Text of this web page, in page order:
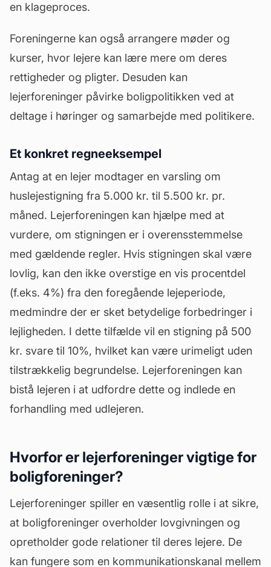
en klageproces.
Foreningerne kan også arrangere møder og
kurser, hvor lejere kan lære mere om deres
rettigheder og pligter. Desuden kan
lejerforeninger påvirke boligpolitikken ved at
deltage i høringer og samarbejde med politikere.
Et konkret regneeksempel
Antag at en lejer modtager en varsling om
huslejestigning fra 5.000 kr. til 5.500 kr. pr.
måned. Lejerforeningen kan hjælpe med at
vurdere, om stigningen er i overensstemmelse
med gældende regler. Hvis stigningen skal være
lovlig, kan den ikke overstige en vis procentdel
(f.eks. 4%) fra den foregående lejeperiode,
medmindre der er sket betydelige forbedringer i
lejligheden. I dette tilfælde vil en stigning på 500
kr. svare til 10%, hvilket kan være urimeligt uden
tilstrækkelig begrundelse. Lejerforeningen kan
bistå lejeren i at udfordre dette og indlede en
forhandling med udlejeren.
Hvorfor er lejerforeninger vigtige for
boligforeninger?
Lejerforeninger spiller en væsentlig rolle i at sikre,
at boligforeninger overholder lovgivningen og
opretholder gode relationer til deres lejere. De
kan fungere som en kommunikationskanal mellem